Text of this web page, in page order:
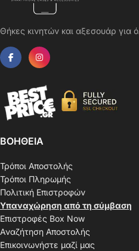
Θήκες κινητών και αξεσουάρ για
ΒΟΗΘΕΙΑ
Τρόποι Αποστολής
Τρόποι Πληρωμής
Πολιτική Επιστροφών
Υπαναχώρηση από τη σύμβαση
Επιστροφές Box Now
Αναζήτηση Αποστολής
Επικοινωνήστε μαζί μας